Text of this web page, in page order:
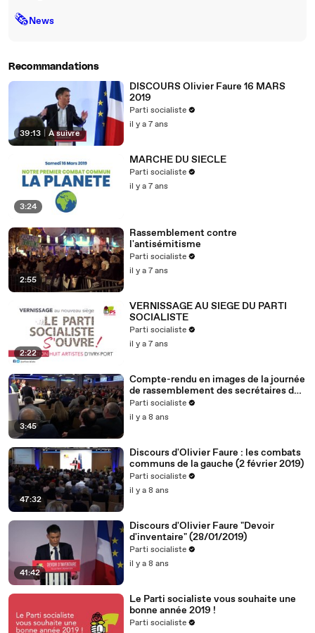
🗞News
Recommandations
39:13 À suivre
DISCOURS Olivier Faure 16 MARS
2019
Parti socialiste
il y a 7 ans
3:24
MARCHE DU SIECLE
Parti socialiste
il y a 7 ans
2:55
Rassemblement contre
l'antisémitisme
Parti socialiste
il y a 7 ans
2:22
VERNISSAGE AU SIEGE DU PARTI
SOCIALISTE
Parti socialiste
il y a 7 ans
3:45
Compte-rendu en images de la journée
de rassemblement des secrétaires de
section (2.2.19)
Parti socialiste
il y a 8 ans
47:32
Discours d'Olivier Faure : les combats
communs de la gauche (2 février 2019)
Parti socialiste
il y a 8 ans
41:42
Discours d'Olivier Faure "Devoir
d'inventaire" (28/01/2019)
Parti socialiste
il y a 8 ans
Le Parti socialiste vous souhaite une
bonne année 2019 !
Parti socialiste